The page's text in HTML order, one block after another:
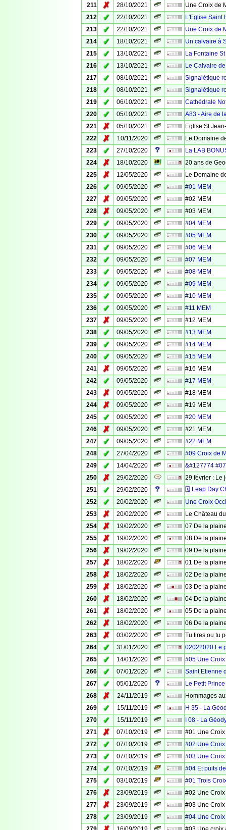
211
✗ 28/10/2021
Une Croix de
212
✓ 22/10/2021
L'Eglise Saint
213
✓ 22/10/2021
Une Croix de
214
✓ 18/10/2021
Un calvaire à
215
✓ 13/10/2021
La Fontaine
216
✓ 13/10/2021
Le Calvaire
217
✓ 08/10/2021
Signalétique
218
✓ 08/10/2021
Signalétique
219
✓ 06/10/2021
Cathédrale
220
✓ 05/10/2021
A83 - Aire de
221
✗ 05/10/2021
Eglise St
222
✗ 10/11/2020
Le Domaine
223
✓ 27/10/2020
La LAB
224
✗ 18/10/2020
20 ans de
225
✗ 12/05/2020
Le Domaine
226
✓ 09/05/2020
#01 MEM
227
✗ 09/05/2020
#02 MEM
228
✗ 09/05/2020
#03 MEM
229
✓ 09/05/2020
#04 MEM
230
✓ 09/05/2020
#05 MEM
231
✓ 09/05/2020
#06 MEM
232
✓ 09/05/2020
#07 MEM
233
✓ 09/05/2020
#08 MEM
234
✓ 09/05/2020
#09 MEM
235
✓ 09/05/2020
#10 MEM
236
✓ 09/05/2020
#11 MEM
237
✗ 09/05/2020
#12 MEM
238
✓ 09/05/2020
#13 MEM
239
✓ 09/05/2020
#14 MEM
240
✓ 09/05/2020
#15 MEM
241
✗ 09/05/2020
#16 MEM
242
✓ 09/05/2020
#17 MEM
243
✗ 09/05/2020
#18 MEM
244
✗ 09/05/2020
#19 MEM
245
✓ 09/05/2020
#20 MEM
246
✗ 09/05/2020
#21 MEM
247
✓ 09/05/2020
#22 MEM
248
✓ 27/04/2020
#09 Croix de
249
✓ 14/04/2020
&#127774
250
✗ 29/02/2020
29 février : Le
251
✓ 29/02/2020
🗓 Leap Day
252
✓ 20/02/2020
Une Croix
253
✗ 20/02/2020
Le Château
254
✗ 19/02/2020
07 De la
255
✗ 19/02/2020
08 De la
256
✗ 19/02/2020
09 De la
257
✗ 18/02/2020
01 De la
258
✗ 18/02/2020
02 De la
259
✗ 18/02/2020
03 De la
260
✗ 18/02/2020
04 De la
261
✗ 18/02/2020
05 De la
262
✗ 18/02/2020
06 De la
263
✗ 03/02/2020
Tu tires ou tu
264
✓ 31/01/2020
02022020 Le
265
✓ 14/01/2020
#05 Une Croix
266
✓ 07/01/2020
Saint Etienne
267
✓ 05/01/2020
Le Petit Prince
268
✗ 24/11/2019
Hommages
269
✓ 15/11/2019
H 35 - La
270
✓ 15/11/2019
I 08 - La
271
✗ 07/10/2019
#01 Une Croix
272
✓ 07/10/2019
#02 Une Croix
273
✓ 07/10/2019
#03 Une Croix
274
✓ 07/10/2019
#04 Et puits
275
✓ 03/10/2019
#01 Trois
276
✗ 23/09/2019
#02 Une
277
✗ 23/09/2019
#03 Une
278
✓ 23/09/2019
#04 Une